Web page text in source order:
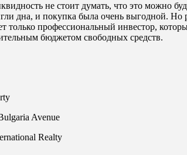
не стоит думать, что это
дна, и покупка была очень выгодной.
только профессиональный инвестор,
бюджетом свободных средств.
Avenue
Realty